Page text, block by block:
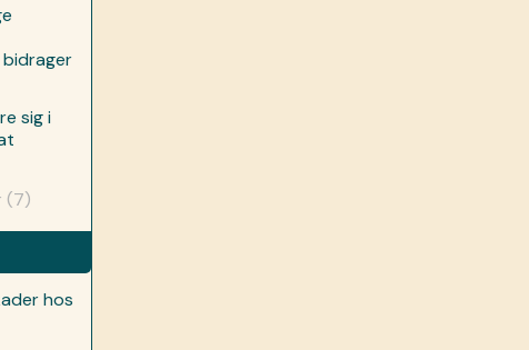
sig i
(7)
hos